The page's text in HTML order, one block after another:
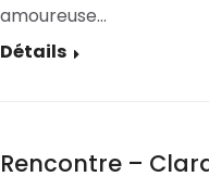
amoureuse…
Détails
Rencontre –